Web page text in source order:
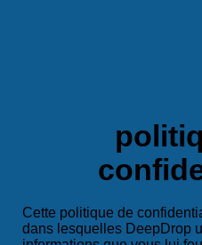
Cette politique de
dans lesquelles DeepDrop